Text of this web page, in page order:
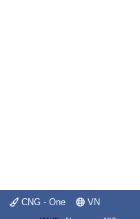
CNG - One VN